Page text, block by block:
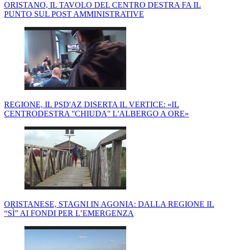
ORISTANO, IL TAVOLO DEL CENTRO DESTRA FA IL
PUNTO SUL POST AMMINISTRATIVE
REGIONE, IL PSD'AZ DISERTA IL VERTICE: «IL
CENTRODESTRA ''CHIUDA'' L'ALBERGO A ORE»
ORISTANESE, STAGNI IN AGONIA: DALLA REGIONE IL
“SÌ” AI FONDI PER L’EMERGENZA